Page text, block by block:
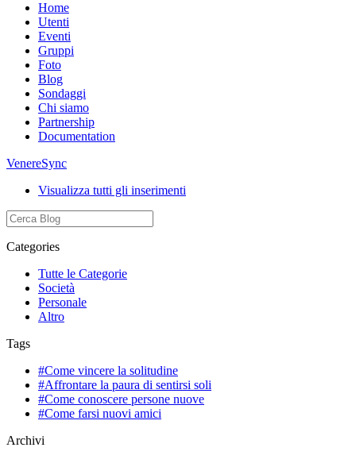
Home
Utenti
Eventi
Gruppi
Foto
Blog
Sondaggi
Chi siamo
Partnership
Documentation
VenereSync
Visualizza tutti gli inserimenti
Categories
Tutte le Categorie
Società
Personale
Altro
Tags
#Come vincere la solitudine
#Affrontare la paura di sentirsi soli
#Come conoscere persone nuove
#Come farsi nuovi amici
Archivi